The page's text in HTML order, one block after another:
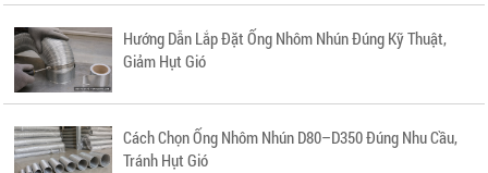
Hướng Dẫn Lắp Đặt Ống Nhôm Nhún Đúng Kỹ Thuật,
Giảm Hụt Gió
Cách Chọn Ống Nhôm Nhún D80–D350 Đúng Nhu Cầu,
Tránh Hụt Gió